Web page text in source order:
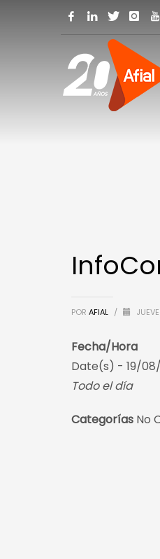
POR AFIAL /
Fecha/Hora
Date(s) - 19/
Todo el día
Categorías No